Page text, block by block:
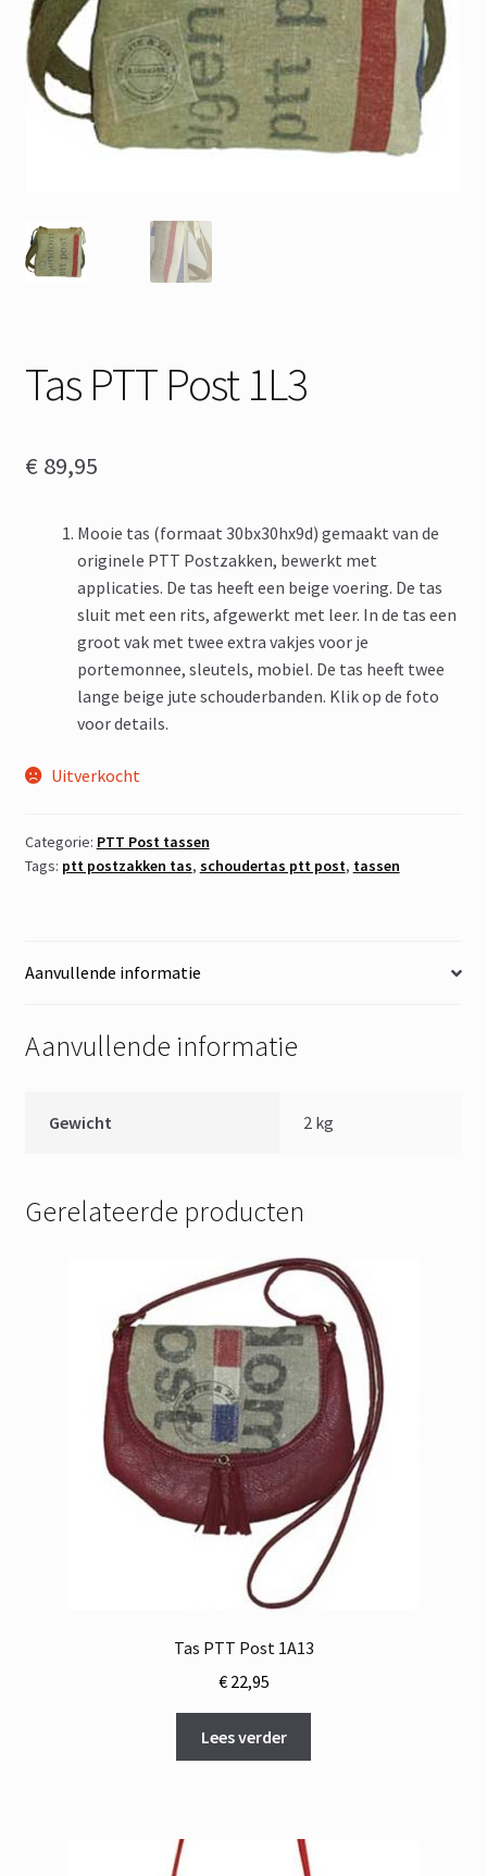
Tas PTT Post 1L3
€ 89,95
Mooie tas (formaat 30bx30hx9d) gemaakt van de
originele PTT Postzakken, bewerkt met
applicaties. De tas heeft een beige voering. De tas
sluit met een rits, afgewerkt met leer. In de tas een
groot vak met twee extra vakjes voor je
portemonnee, sleutels, mobiel. De tas heeft twee
lange beige jute schouderbanden. Klik op de foto
voor details.
Uitverkocht
Categorie: PTT Post tassen
Tags: ptt postzakken tas, schoudertas ptt post, tassen
Aanvullende informatie
Aanvullende informatie
Gewicht 2 kg
Gerelateerde producten
Tas PTT Post 1A13
€22,95
Lees verder